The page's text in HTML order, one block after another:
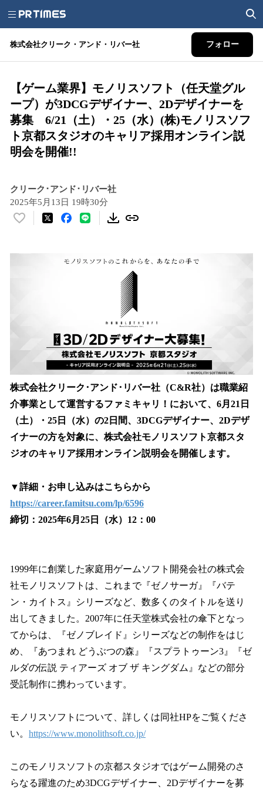
株式会社クリーク・アンド・リバー社 フォロー
【ゲーム業界】モノリスソフト（任天堂グル
ープ）が3DCGデザイナー、2Dデザイナーを
募集 6/21（土）・25（水）(株)モノリスソフ
ト京都スタジオのキャリア採用オンライン説
明会を開催!!
クリーク･アンド･リバー社
2025年5月13日 19時30分
い
株式会社クリーク･アンド･リバー社（C&R社）は職業紹
介事業として運営するファミキャリ！において、6月21日
（土）・25日（水）の2日間、3DCGデザイナー、2Dデザ
イナーの方を対象に、株式会社モノリスソフト京都スタ
ジオのキャリア採用オンライン説明会を開催します。
▼詳細・お申し込みはこちらから
https://career.famitsu.com/lp/6596
締切：2025年6月25日（水）12：00
1999年に創業した家庭用ゲームソフト開発会社の株式会
社モノリスソフトは、これまで『ゼノサーガ』『バテ
ン・カイトス』シリーズなど、数多くのタイトルを送り
出してきました。2007年に任天堂株式会社の傘下となっ
てからは、『ゼノブレイド』シリーズなどの制作をはじ
め、『あつまれ どうぶつの森』『スプラトゥーン3』『ゼ
ルダの伝説 ティアーズ オブ ザ キングダム』などの部分
受託制作に携わっています。
モノリスソフトについて、詳しくは同社HPをご覧くださ
い。 https://www.monolithsoft.co.jp/
このモノリスソフトの京都スタジオではゲーム開発のさ
らなる躍進のため3DCGデザイナー、2Dデザイナーを募